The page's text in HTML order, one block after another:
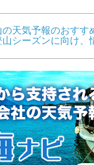
天気予報のおすす
シーズンに向け、